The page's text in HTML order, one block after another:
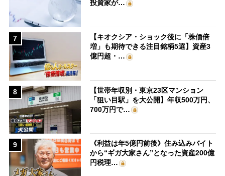
投資家が…
7
【キオクシア・ショック後に「株価倍
増」も期待できる注目銘柄5選】資産3
億円超・…
8
【世帯年収別・東京23区マンション
「狙い目駅」を大公開】年収500万円、
700万円で…
9
《利益は年5億円前後》住み込みバイト
から“ギガ大家さん”となった資産200億
円税理…